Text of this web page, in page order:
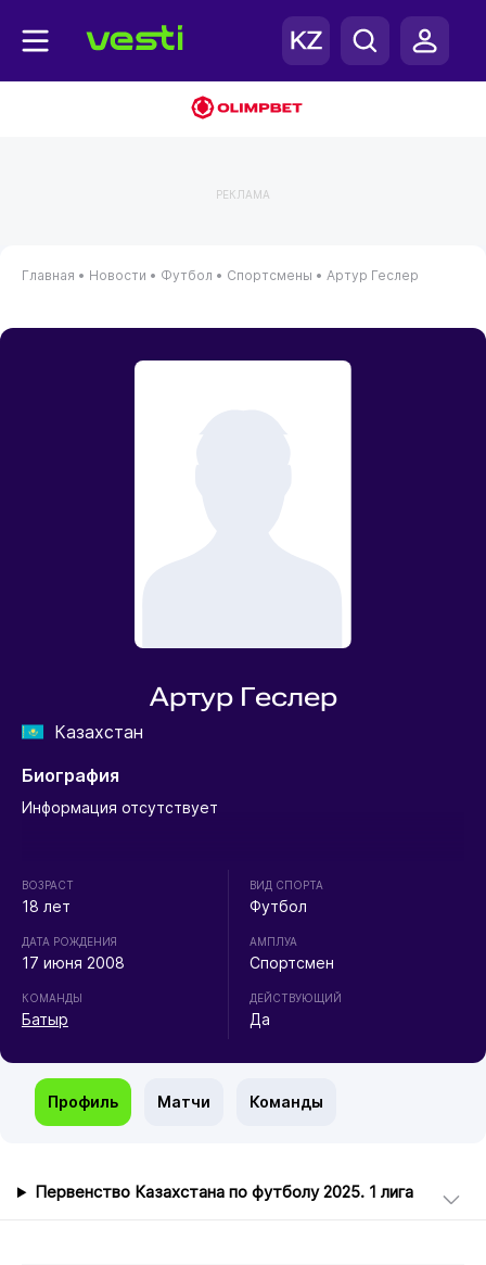
РЕКЛАМА
Главная • Новости • Футбол • Спортсмены • Артур Геслер
Артур Геслер
Казахстан
Биография
Информация отсутствует
ВОЗРАСТ
18 лет
ДАТА РОЖДЕНИЯ
17 июня 2008
КОМАНДЫ
Батыр
ВИД СПОРТА
Футбол
АМПЛУА
Спортсмен
ДЕЙСТВУЮЩИЙ
Да
Профиль Матчи Команды
Первенство Казахстана по футболу 2025. 1 лига